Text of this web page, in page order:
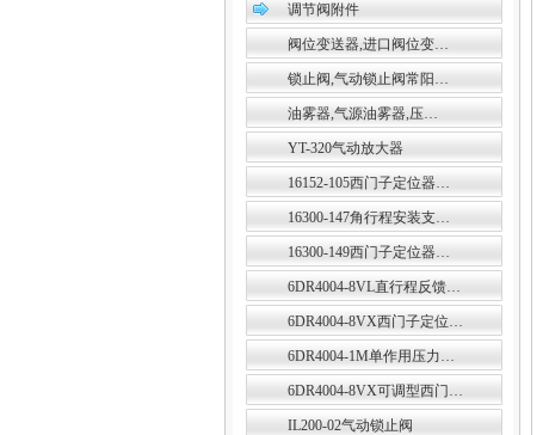
调节阀附件
阀位变送器,进口阀位变…
锁止阀,气动锁止阀常阳…
油雾器,气源油雾器,压…
YT-320气动放大器
16152-105西门子定位器…
16300-147角行程安装支…
16300-149西门子定位器…
6DR4004-8VL直行程反馈…
6DR4004-8VX西门子定位…
6DR4004-1M单作用压力…
6DR4004-8VX可调型西门…
IL200-02气动锁止阀